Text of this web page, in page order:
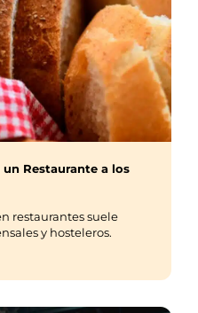
Restaurante a los
restaurantes suele
y hosteleros.